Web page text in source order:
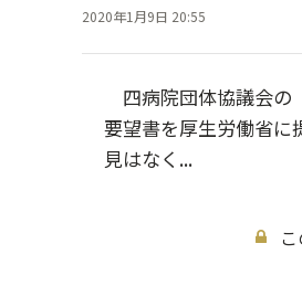
2020年1月9日 20:55
四病院団体協議会の
要望書を厚生労働省に
見はなく...